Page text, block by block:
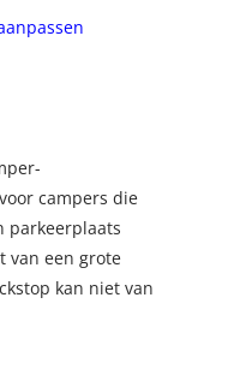
campers die
parkeerplaats
van een grote
kan niet van